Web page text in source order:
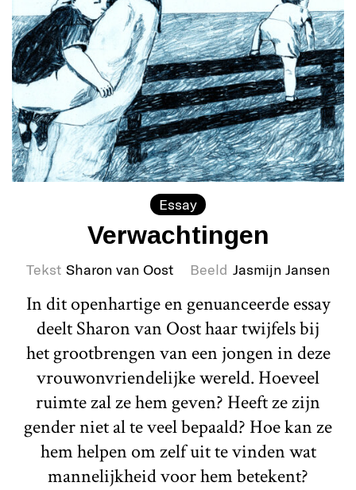
Essay
Verwachtingen
Tekst Sharon van Oost Beeld Jasmijn Jansen
In dit openhartige en genuanceerde essay
deelt Sharon van Oost haar twijfels bij
het grootbrengen van een jongen in deze
vrouwonvriendelijke wereld. Hoeveel
ruimte zal ze hem geven? Heeft ze zijn
gender niet al te veel bepaald? Hoe kan ze
hem helpen om zelf uit te vinden wat
mannelijkheid voor hem betekent?